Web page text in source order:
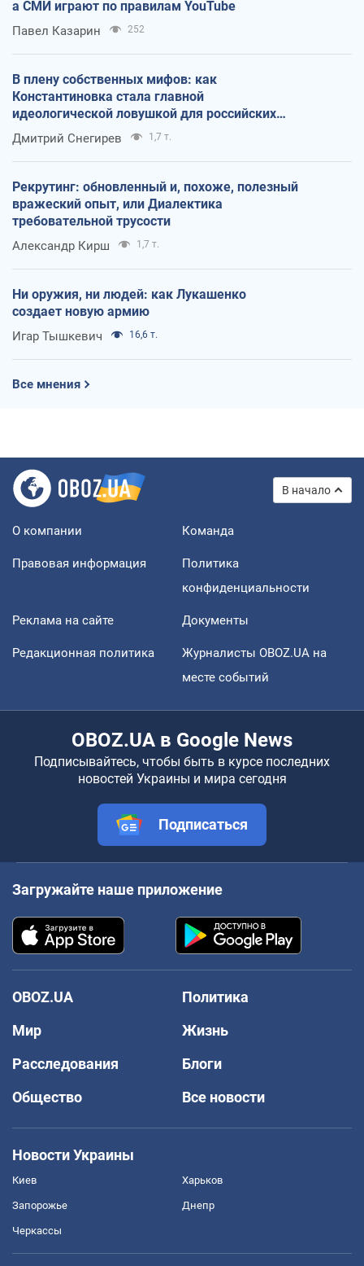
а СМИ играют по правилам YouTube
Павел Казарин 252
В плену собственных мифов: как
Константиновка стала главной
идеологической ловушкой для российских
оккупантов
Дмитрий Снегирев 1,7 т.
Рекрутинг: обновленный и, похоже, полезный
вражеский опыт, или Диалектика
требовательной трусости
Александр Кирш 1,7 т.
Ни оружия, ни людей: как Лукашенко
создает новую армию
Игар Тышкевич 16,6 т.
Все мнения
В начало
О компании Команда
Правовая информация
Политика
конфиденциальности
Реклама на сайте Документы
Редакционная политика
Журналисты OBOZ.UA на
месте событий
OBOZ.UA в Google News
Подписывайтесь, чтобы быть в курсе последних
новостей Украины и мира сегодня
Подписаться
Загружайте наше приложение
OBOZ.UA
Политика
Мир
Жизнь
Расследования
Блоги
Общество
Все новости
Новости Украины
Киев Харьков
Запорожье Днепр
Черкассы